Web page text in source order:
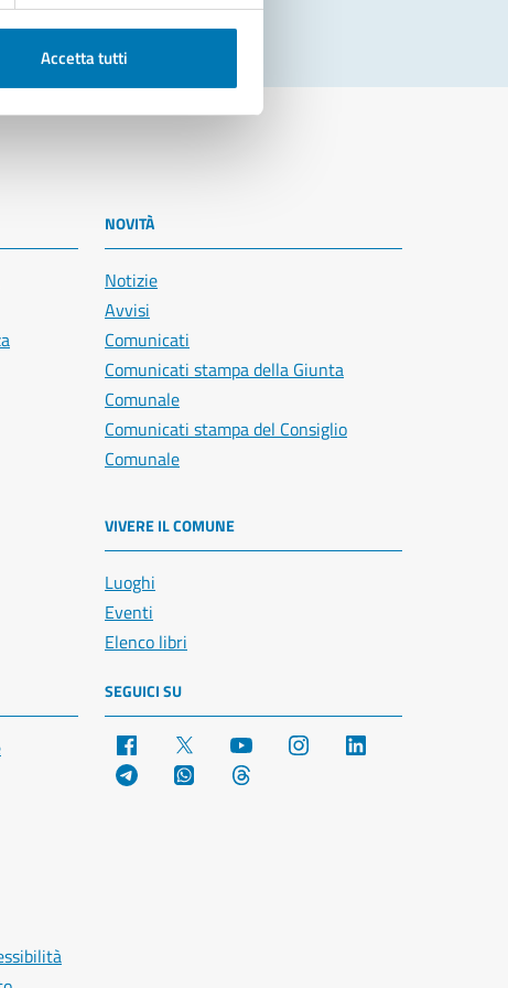
Accetta tutti
NOVITÀ
Notizie
Avvisi
Comunicati
Comunicati stampa della Giunta
Comunale
Comunicati stampa del Consiglio
Comunale
VIVERE IL COMUNE
Luoghi
Eventi
Elenco libri
SEGUICI SU
Facebook YouTube Instagram
Telegram WhatsApp